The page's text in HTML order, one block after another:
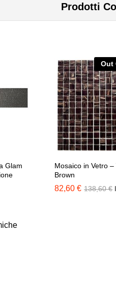
Prodotti
Glam
Out
Mosaico in Vetro –
Brown
82,60 € 138,60€